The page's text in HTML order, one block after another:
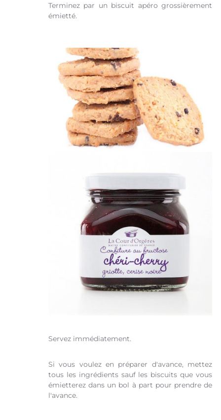
Terminez par un biscuit apéro grossièrement
émietté.
Servez immédiatement.
Si vous voulez en préparer d'avance, mettez
tous les ingrédients sauf les biscuits que vous
émietterez dans un bol à part pour prendre de
l'avance.